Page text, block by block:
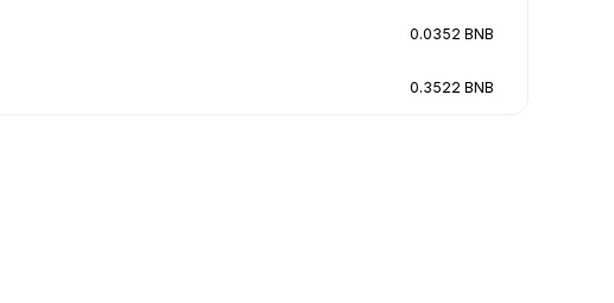
0.0352 BNB
0.3522 BNB